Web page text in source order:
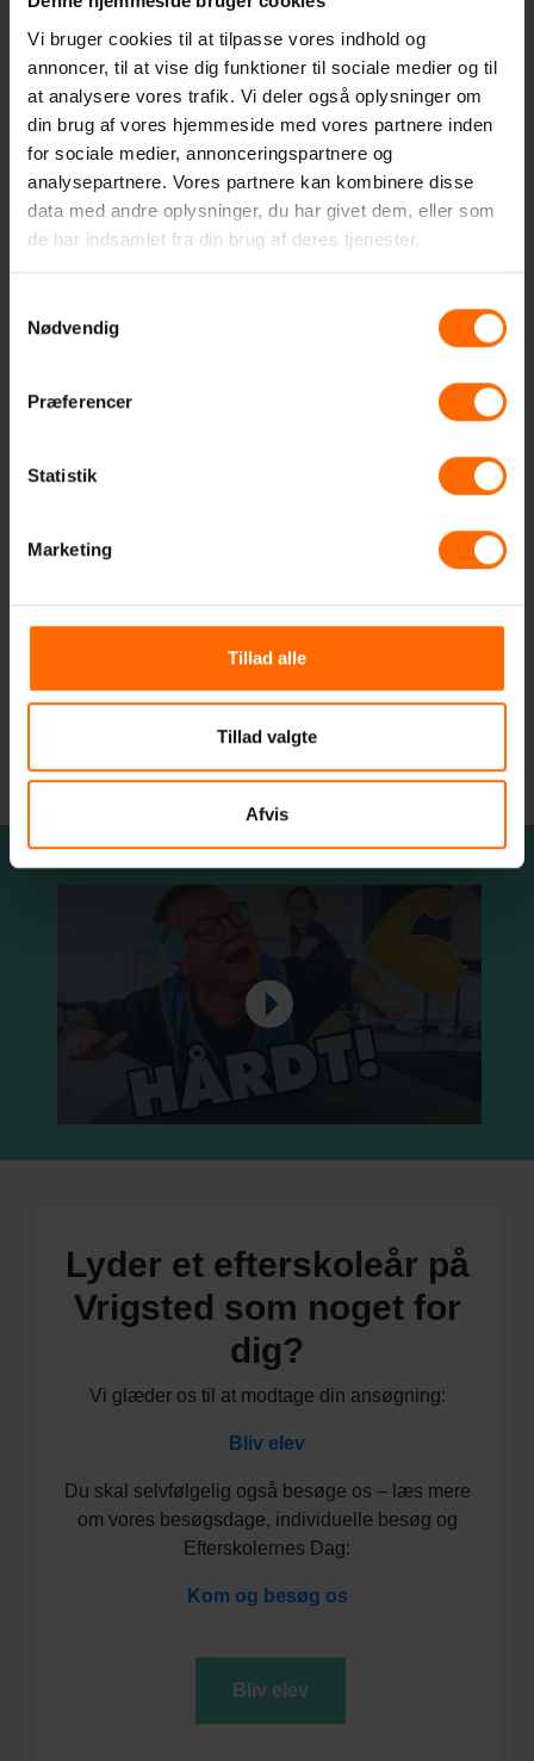
Vi bruger cookies til at tilpasse vores indhold og
annoncer, til at vise dig funktioner til sociale medier og til
at analysere vores trafik. Vi deler også oplysninger om
din brug af vores hjemmeside med vores partnere inden
for sociale medier, annonceringspartnere og
analysepartnere. Vores partnere kan kombinere disse
data med andre oplysninger, du har givet dem, eller som
de har indsamlet fra din brug af deres tjenester.
Nødvendig
Præferencer
Statistik
Marketing
Tillad alle
Tillad valgte
Afvis
Performance
Fodbold
Lyder et efterskoleår på
Vrigsted som noget for
dig?
Vi glæder os til at modtage din ansøgning:
Bliv elev
Du skal selvfølgelig også besøge os – læs mere
om vores besøgsdage, individuelle besøg og
Efterskolernes Dag:
Kom og besøg os
Bliv elev